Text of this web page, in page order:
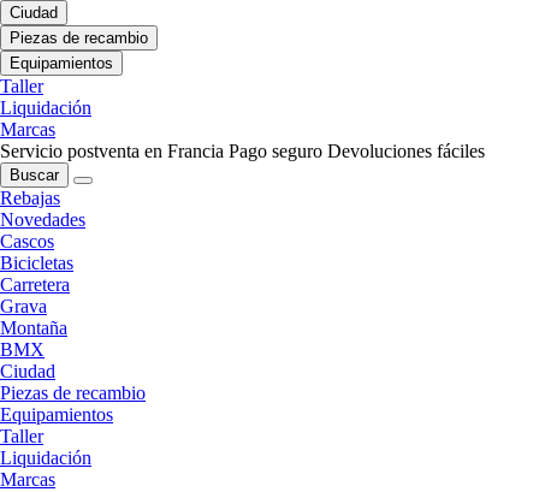
Ciudad
Piezas de recambio
Equipamientos
Taller
Liquidación
Marcas
Servicio postventa en Francia Pago seguro Devoluciones fáciles
Buscar
Rebajas
Novedades
Cascos
Bicicletas
Carretera
Grava
Montaña
BMX
Ciudad
Piezas de recambio
Equipamientos
Taller
Liquidación
Marcas